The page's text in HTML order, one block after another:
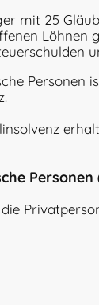
mit 25
Löhnen
Personen